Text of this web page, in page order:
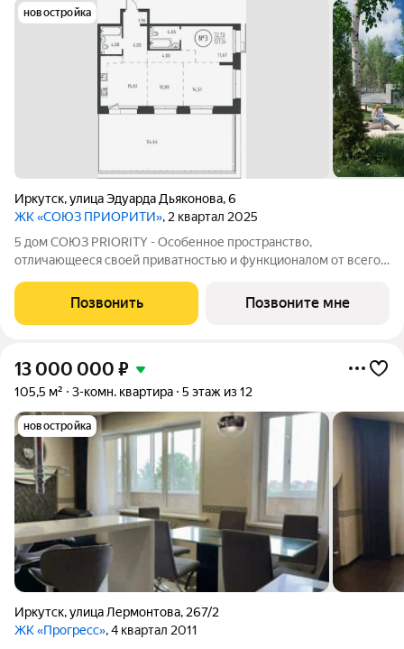
новостройка
Иркутск,улица Эдуарда Дьяконова,6
ЖК «СОЮЗ ПРИОРИТИ», 2 квартал 2025
5 дом СОЮЗ PRIORITY - Особенное пространство,
отличающееся своей приватностью и функционалом от всего
предпочитает более камерный формат жилья чувствовал себя
дома. Дом, обладающий потрясающими
Позвонить Позвоните мне
13 000 000 ₽
105,5 м² 3-комн. квартира 5 этаж из 12
новостройка
Иркутск,улица Лермонтова, 267/2
ЖК «Прогресс», 4 квартал 2011